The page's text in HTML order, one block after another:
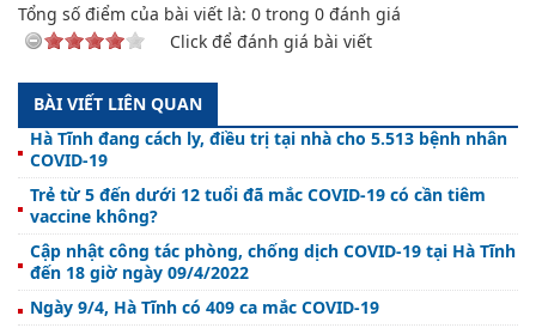
Tổng số điểm của bài viết là: 0 trong 0 đánh giá
Click để đánh giá bài viết
BÀI VIẾT LIÊN QUAN
Hà Tĩnh đang cách ly, điều trị tại nhà cho 5.513 bệnh nhân
COVID-19
Trẻ từ 5 đến dưới 12 tuổi đã mắc COVID-19 có cần tiêm
vaccine không?
Cập nhật công tác phòng, chống dịch COVID-19 tại Hà Tĩnh
đến 18 giờ ngày 09/4/2022
Ngày 9/4, Hà Tĩnh có 409 ca mắc COVID-19